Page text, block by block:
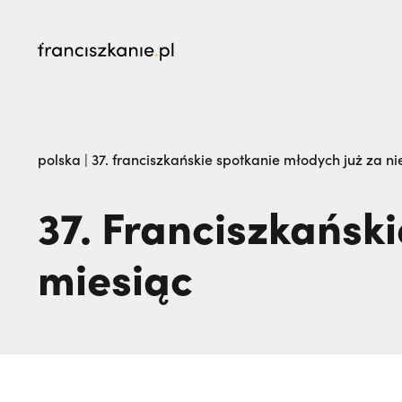
Dlaczego terroryści bali się dwóch polskich
polska | 37. franciszkańskie spotkanie młodych już za
37.
miesiąc